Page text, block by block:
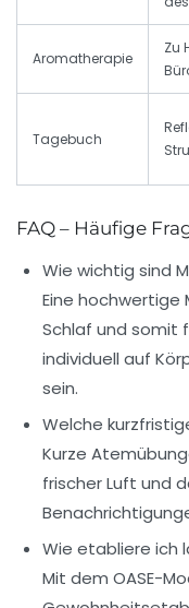
Aromatherapie
Zu
Tagebuch
FAQ – Häufige
Wie wichtig sind
Eine
Schlaf und somit
individuell auf
sein.
Welche
Kurze
frischer Luft und
Wie etabliere ich
Mit dem OASE-